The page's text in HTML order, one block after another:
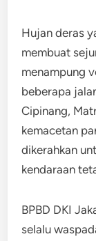
Hujan deras
membuat
menampung
beberapa
Cipinang,
kemacetan
dikerahkan
kendaraan
BPBD DKI
selalu